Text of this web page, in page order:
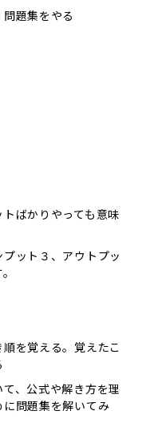
題集をやる
ばかりやっても意味
ット３、アウトプッ
を覚える。覚えたこ
、公式や解き方を理
問題集を解いてみ